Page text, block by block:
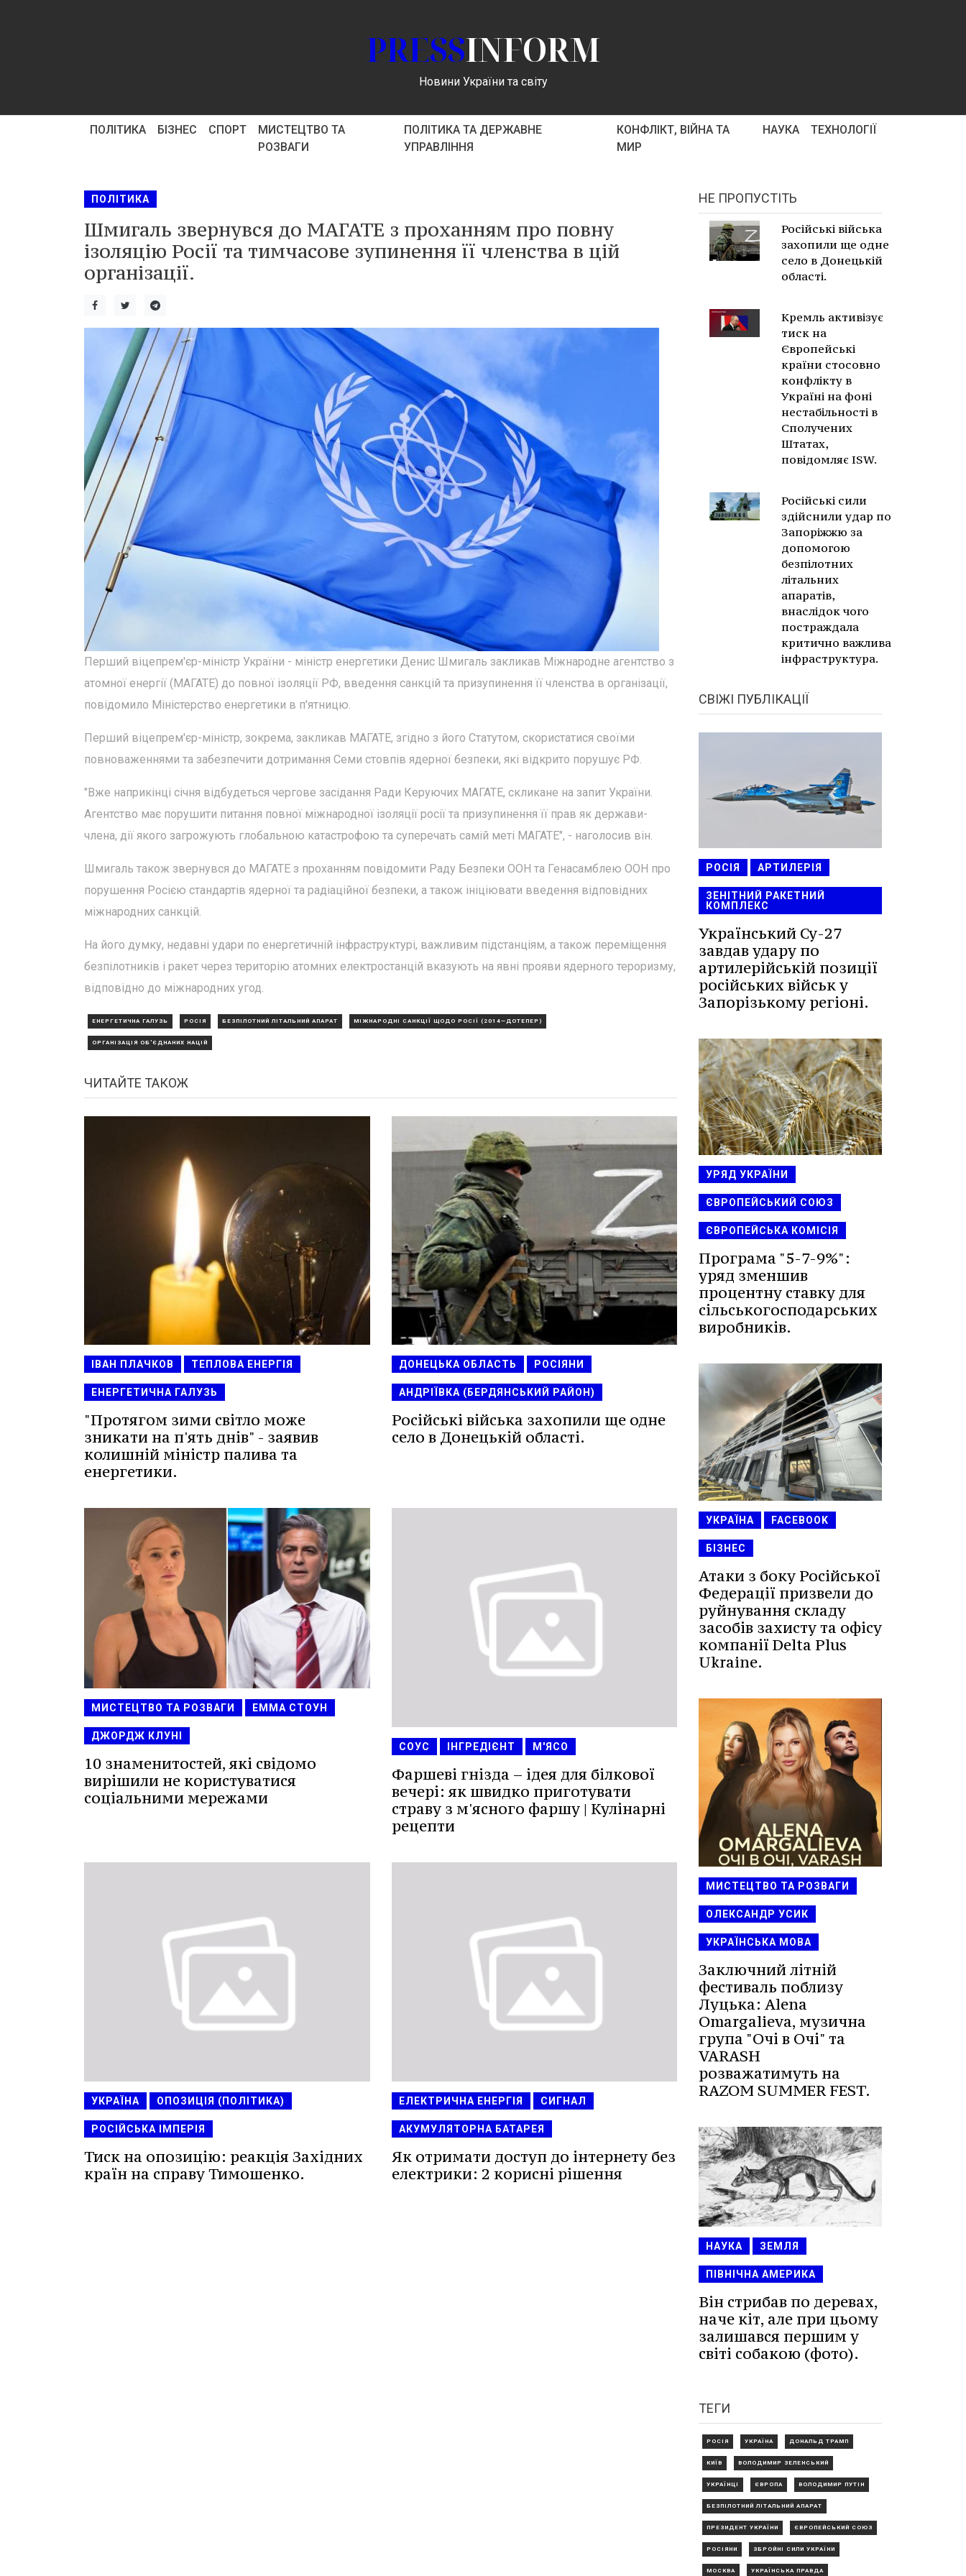
PRESSINFORM
Новини України та світу
ПОЛІТИКА БІЗНЕС СПОРТ
МИСТЕЦТВО ТА
РОЗВАГИ
ПОЛІТИКА ТА ДЕРЖАВНЕ
УПРАВЛІННЯ
КОНФЛІКТ, ВІЙНА ТА
МИР
НАУКА ТЕХНОЛОГІЇ
ПОЛІТИКА
Шмигаль звернувся до МАГАТЕ з проханням про повну
ізоляцію Росії та тимчасове зупинення її членства в цій
організації.
Перший віцепрем'єр-міністр України - міністр енергетики Денис Шмигаль закликав Міжнародне агентство з
атомної енергії (МАГАТЕ) до повної ізоляції РФ, введення санкцій та призупинення її членства в організації,
повідомило Міністерство енергетики в п'ятницю.
Перший віцепрем'єр-міністр, зокрема, закликав МАГАТЕ, згідно з його Статутом, скористатися своїми
повноваженнями та забезпечити дотримання Семи стовпів ядерної безпеки, які відкрито порушує РФ.
"Вже наприкінці січня відбудеться чергове засідання Ради Керуючих МАГАТЕ, скликане на запит України.
Агентство має порушити питання повної міжнародної ізоляції росії та призупинення її прав як держави-
члена, дії якого загрожують глобальною катастрофою та суперечать самій меті МАГАТЕ", - наголосив він.
Шмигаль також звернувся до МАГАТЕ з проханням повідомити Раду Безпеки ООН та Генасамблею ООН про
порушення Росією стандартів ядерної та радіаційної безпеки, а також ініціювати введення відповідних
міжнародних санкцій.
На його думку, недавні удари по енергетичній інфраструктурі, важливим підстанціям, а також переміщення
безпілотників і ракет через територію атомних електростанцій вказують на явні прояви ядерного тероризму,
відповідно до міжнародних угод.
ЕНЕРГЕТИЧНА ГАЛУЗЬ РОСІЯ БЕЗПІЛОТНИЙ ЛІТАЛЬНИЙ АПАРАТ МІЖНАРОДНІ САНКЦІЇ ЩОДО РОСІЇ (2014—ДОТЕПЕР)
ОРГАНІЗАЦІЯ ОБ'ЄДНАНИХ НАЦІЙ
ЧИТАЙТЕ ТАКОЖ
ІВАН ПЛАЧКОВ ТЕПЛОВА ЕНЕРГІЯ
ЕНЕРГЕТИЧНА ГАЛУЗЬ
"Протягом зими світло може
зникати на п'ять днів" - заявив
колишній міністр палива та
енергетики.
ДОНЕЦЬКА ОБЛАСТЬ РОСІЯНИ
АНДРІЇВКА (БЕРДЯНСЬКИЙ РАЙОН)
Російські війська захопили ще одне
село в Донецькій області.
МИСТЕЦТВО ТА РОЗВАГИ ЕММА СТОУН
ДЖОРДЖ КЛУНІ
10 знаменитостей, які свідомо
вирішили не користуватися
соціальними мережами
СОУС ІНГРЕДІЄНТ М'ЯСО
Фаршеві гнізда – ідея для білкової
вечері: як швидко приготувати
страву з м'ясного фаршу | Кулінарні
рецепти
УКРАЇНА ОПОЗИЦІЯ (ПОЛІТИКА)
РОСІЙСЬКА ІМПЕРІЯ
Тиск на опозицію: реакція Західних
країн на справу Тимошенко.
ЕЛЕКТРИЧНА ЕНЕРГІЯ СИГНАЛ
АКУМУЛЯТОРНА БАТАРЕЯ
Як отримати доступ до інтернету без
електрики: 2 корисні рішення
НЕ ПРОПУСТІТЬ
Російські війська
захопили ще одне
село в Донецькій
області.
Кремль активізує
тиск на
Європейські
країни стосовно
конфлікту в
Україні на фоні
нестабільності в
Сполучених
Штатах,
повідомляє ISW.
Російські сили
здійснили удар по
Запоріжжю за
допомогою
безпілотних
літальних
апаратів,
внаслідок чого
постраждала
критично важлива
інфраструктура.
СВІЖІ ПУБЛІКАЦІЇ
РОСІЯ АРТИЛЕРІЯ
ЗЕНІТНИЙ РАКЕТНИЙ
КОМПЛЕКС
Український Су-27
завдав удару по
артилерійській позиції
російських військ у
Запорізькому регіоні.
УРЯД УКРАЇНИ
ЄВРОПЕЙСЬКИЙ СОЮЗ
ЄВРОПЕЙСЬКА КОМІСІЯ
Програма "5-7-9%":
уряд зменшив
процентну ставку для
сільськогосподарських
виробників.
УКРАЇНА FACEBOOK
БІЗНЕС
Атаки з боку Російської
Федерації призвели до
руйнування складу
засобів захисту та офісу
компанії Delta Plus
Ukraine.
МИСТЕЦТВО ТА РОЗВАГИ
ОЛЕКСАНДР УСИК
УКРАЇНСЬКА МОВА
Заключний літній
фестиваль поблизу
Луцька: Alena
Omargalieva, музична
група "Очі в Очі" та
VARASH
розважатимуть на
RAZOM SUMMER FEST.
НАУКА ЗЕМЛЯ
ПІВНІЧНА АМЕРИКА
Він стрибав по деревах,
наче кіт, але при цьому
залишався першим у
світі собакою (фото).
ТЕГИ
РОСІЯ УКРАЇНА ДОНАЛЬД ТРАМП
КИЇВ ВОЛОДИМИР ЗЕЛЕНСЬКИЙ
УКРАЇНЦІ ЄВРОПА ВОЛОДИМИР ПУТІН
БЕЗПІЛОТНИЙ ЛІТАЛЬНИЙ АПАРАТ
ПРЕЗИДЕНТ УКРАЇНИ ЄВРОПЕЙСЬКИЙ СОЮЗ
РОСІЯНИ ЗБРОЙНІ СИЛИ УКРАЇНИ
МОСКВА УКРАЇНСЬКА ПРАВДА